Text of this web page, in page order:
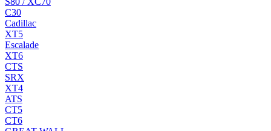
C30
Cadillac
XT5
Escalade
XT6
CTS
SRX
XT4
ATS
CT5
CT6